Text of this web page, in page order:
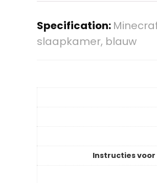
Specification:
slaapkamer, blauw
Instructies